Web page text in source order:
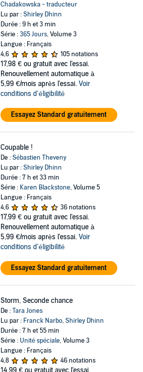
Chadakowska - traducteur
Lu par :Shirley Dhinn
Durée : 9 h et 3 min
Série :365 Jours, Volume 3
Langue : Français
4,6
105 notations
17,98 € ou gratuit avec l'essai.
Renouvellement automatique à
5,99 €/mois après l'essai. Voir
conditions d'éligibilité
Essayez Standard gratuitement
Coupable !
De :Sébastien Theveny
Lu par :Shirley Dhinn
Durée : 7 h et 33 min
Série : Karen Blackstone, Volume 5
Langue : Français
4,6
36 notations
17,99 € ou gratuit avec l'essai.
Renouvellement automatique à
5,99 €/mois après l'essai. Voir
conditions d'éligibilité
Essayez Standard gratuitement
Storm, Seconde chance
De :Tara Jones
Lu par : Franck Narbo,Shirley Dhinn
Durée : 7 h et 55 min
Série : Unité spéciale, Volume 3
Langue : Français
4,8
46 notations
14,99 € ou gratuit avec l'essai.